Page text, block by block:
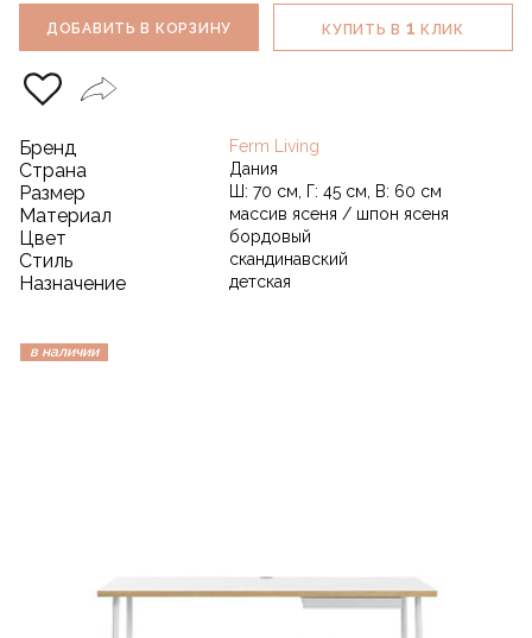
ДОБАВИТЬ В КОРЗИНУ КУПИТЬ В 1 КЛИК
Бренд Ferm Living
Страна Дания
Размер Ш: 70 см, Г: 45 см, В: 60 см
Материал массив ясеня / шпон ясеня
Цвет бордовый
Стиль скандинавский
Назначение детская
в наличии